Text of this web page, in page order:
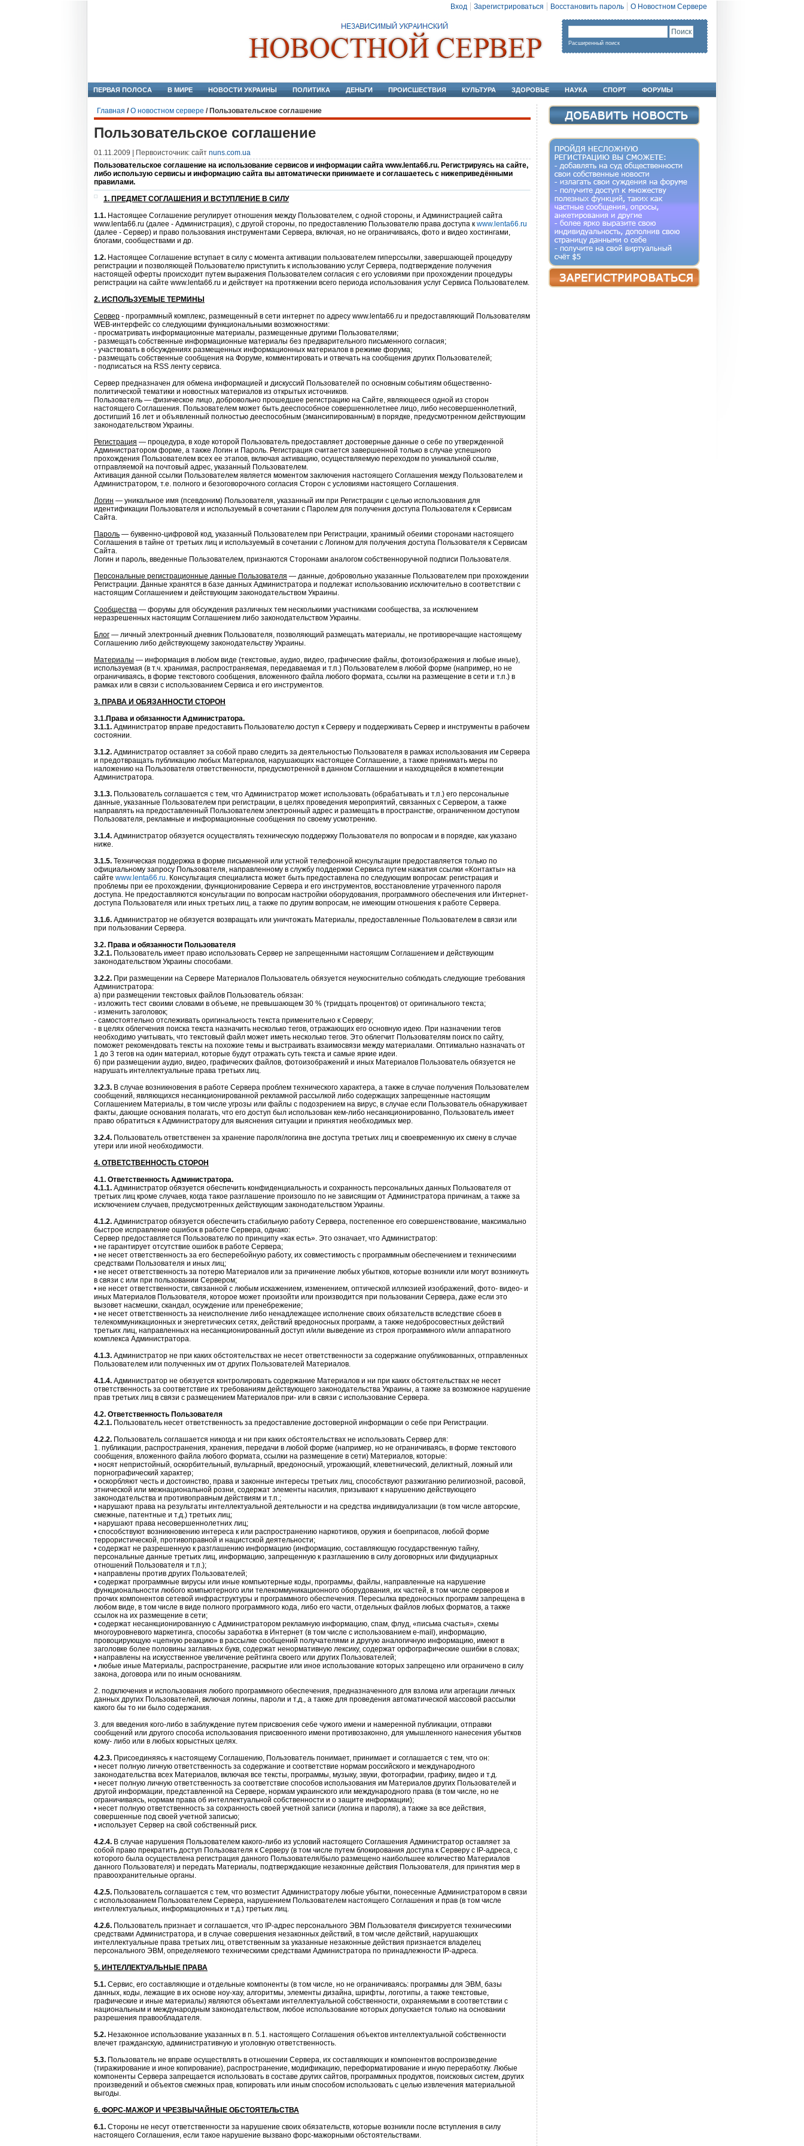
Вход Зарегистрироваться Восстановить пароль О Новостном Сервере
Расширенный поиск
ПЕРВАЯ ПОЛОСА В МИРЕ НОВОСТИ УКРАИНЫ ПОЛИТИКА ДЕНЬГИ ПРОИСШЕСТВИЯ КУЛЬТУРА ЗДОРОВЬЕ НАУКА СПОРТ ФОРУМЫ
Главная /О новостном сервере / Пользовательское соглашение
Пользовательское соглашение
01.11.2009 | Первоисточник: сайт nuns.com.ua
Пользовательское соглашение на использование сервисов и информации сайта www.lenta66.ru. Регистрируясь на сайте,
либо использую сервисы и информацию сайта вы автоматически принимаете и соглашаетесь с нижеприведёнными
правилами.
1. ПРЕДМЕТ СОГЛАШЕНИЯ И ВСТУПЛЕНИЕ В СИЛУ
1.1. Настоящее Соглашение регулирует отношения между Пользователем, с одной стороны, и Администрацией сайта
www.lenta66.ru (далее - Администрация), с другой стороны, по предоставлению Пользователю права доступа к www.lenta66.ru
(далее - Сервер) и право пользования инструментами Сервера, включая, но не ограничиваясь, фото и видео хостингами,
блогами, сообществами и др.
1.2. Настоящее Соглашение вступает в силу с момента активации пользователем гиперссылки, завершающей процедуру
регистрации и позволяющей Пользователю приступить к использованию услуг Сервера, подтверждение получения
настоящей оферты происходит путем выражения Пользователем согласия с его условиями при прохождении процедуры
регистрации на сайте www.lenta66.ru и действует на протяжении всего периода использования услуг Сервиса Пользователем.
2. ИСПОЛЬЗУЕМЫЕ ТЕРМИНЫ
Сервер - программный комплекс, размещенный в сети интернет по адресу www.lenta66.ru и предоставляющий Пользователям
WEB-интерфейс со следующими функциональными возможностями:
- просматривать информационные материалы, размещенные другими Пользователями;
- размещать собственные информационные материалы без предварительного письменного согласия;
- участвовать в обсуждениях размещенных информационных материалов в режиме форума;
- размещать собственные сообщения на Форуме, комментировать и отвечать на сообщения других Пользователей;
- подписаться на RSS ленту сервиса.
Сервер предназначен для обмена информацией и дискуссий Пользователей по основным событиям общественно-
политической тематики и новостных материалов из открытых источников.
Пользователь — физическое лицо, добровольно прошедшее регистрацию на Сайте, являющееся одной из сторон
настоящего Соглашения. Пользователем может быть дееспособное совершеннолетнее лицо, либо несовершеннолетний,
достигший 16 лет и объявленный полностью дееспособным (эмансипированным) в порядке, предусмотренном действующим
законодательством Украины.
Регистрация — процедура, в ходе которой Пользователь предоставляет достоверные данные о себе по утвержденной
Администратором форме, а также Логин и Пароль. Регистрация считается завершенной только в случае успешного
прохождения Пользователем всех ее этапов, включая активацию, осуществляемую переходом по уникальной ссылке,
отправляемой на почтовый адрес, указанный Пользователем.
Активация данной ссылки Пользователем является моментом заключения настоящего Соглашения между Пользователем и
Администратором, т.е. полного и безоговорочного согласия Сторон с условиями настоящего Соглашения.
Логин — уникальное имя (псевдоним) Пользователя, указанный им при Регистрации с целью использования для
идентификации Пользователя и используемый в сочетании с Паролем для получения доступа Пользователя к Сервисам
Сайта.
Пароль — буквенно-цифровой код, указанный Пользователем при Регистрации, хранимый обеими сторонами настоящего
Соглашения в тайне от третьих лиц и используемый в сочетании с Логином для получения доступа Пользователя к Сервисам
Сайта.
Логин и пароль, введенные Пользователем, признаются Сторонами аналогом собственноручной подписи Пользователя.
Персональные регистрационные данные Пользователя — данные, добровольно указанные Пользователем при прохождении
Регистрации. Данные хранятся в базе данных Администратора и подлежат использованию исключительно в соответствии с
настоящим Соглашением и действующим законодательством Украины.
Сообщества — форумы для обсуждения различных тем несколькими участниками сообщества, за исключением
неразрешенных настоящим Соглашением либо законодательством Украины.
Блог — личный электронный дневник Пользователя, позволяющий размещать материалы, не противоречащие настоящему
Соглашению либо действующему законодательству Украины.
Материалы — информация в любом виде (текстовые, аудио, видео, графические файлы, фотоизображения и любые иные),
используемая (в т.ч. хранимая, распространяемая, передаваемая и т.п.) Пользователем в любой форме (например, но не
ограничиваясь, в форме текстового сообщения, вложенного файла любого формата, ссылки на размещение в сети и т.п.) в
рамках или в связи с использованием Сервиса и его инструментов.
3. ПРАВА И ОБЯЗАННОСТИ СТОРОН
3.1.Права и обязанности Администратора.
3.1.1. Администратор вправе предоставить Пользователю доступ к Серверу и поддерживать Сервер и инструменты в рабочем
состоянии.
3.1.2. Администратор оставляет за собой право следить за деятельностью Пользователя в рамках использования им Сервера
и предотвращать публикацию любых Материалов, нарушающих настоящее Соглашение, а также принимать меры по
наложению на Пользователя ответственности, предусмотренной в данном Соглашении и находящейся в компетенции
Администратора.
3.1.3. Пользователь соглашается с тем, что Администратор может использовать (обрабатывать и т.п.) его персональные
данные, указанные Пользователем при регистрации, в целях проведения мероприятий, связанных с Сервером, а также
направлять на предоставленный Пользователем электронный адрес и размещать в пространстве, ограниченном доступом
Пользователя, рекламные и информационные сообщения по своему усмотрению.
3.1.4. Администратор обязуется осуществлять техническую поддержку Пользователя по вопросам и в порядке, как указано
ниже.
3.1.5. Техническая поддержка в форме письменной или устной телефонной консультации предоставляется только по
официальному запросу Пользователя, направленному в службу поддержки Сервиса путем нажатия ссылки «Контакты» на
сайте www.lenta66.ru. Консультация специалиста может быть предоставлена по следующим вопросам: регистрация и
проблемы при ее прохождении, функционирование Сервера и его инструментов, восстановление утраченного пароля
доступа. Не предоставляются консультации по вопросам настройки оборудования, программного обеспечения или Интернет-
доступа Пользователя или иных третьих лиц, а также по другим вопросам, не имеющим отношения к работе Сервера.
3.1.6. Администратор не обязуется возвращать или уничтожать Материалы, предоставленные Пользователем в связи или
при пользовании Сервера.
3.2. Права и обязанности Пользователя
3.2.1. Пользователь имеет право использовать Сервер не запрещенными настоящим Соглашением и действующим
законодательством Украины способами.
3.2.2. При размещении на Сервере Материалов Пользователь обязуется неукоснительно соблюдать следующие требования
Администратора:
а) при размещении текстовых файлов Пользователь обязан:
- изложить тест своими словами в объеме, не превышающем 30 % (тридцать процентов) от оригинального текста;
- изменить заголовок;
- самостоятельно отслеживать оригинальность текста применительно к Серверу;
- в целях облегчения поиска текста назначить несколько тегов, отражающих его основную идею. При назначении тегов
необходимо учитывать, что текстовый файл может иметь несколько тегов. Это облегчит Пользователям поиск по сайту,
поможет рекомендовать тексты на похожие темы и выстраивать взаимосвязи между материалами. Оптимально назначать от
1 до 3 тегов на один материал, которые будут отражать суть текста и самые яркие идеи.
б) при размещении аудио, видео, графических файлов, фотоизображений и иных Материалов Пользователь обязуется не
нарушать интеллектуальные права третьих лиц.
3.2.3. В случае возникновения в работе Сервера проблем технического характера, а также в случае получения Пользователем
сообщений, являющихся несанкционированной рекламной рассылкой либо содержащих запрещенные настоящим
Соглашением Материалы, в том числе угрозы или файлы с подозрением на вирус, в случае если Пользователь обнаруживает
факты, дающие основания полагать, что его доступ был использован кем-либо несанкционированно, Пользователь имеет
право обратиться к Администратору для выяснения ситуации и принятия необходимых мер.
3.2.4. Пользователь ответственен за хранение пароля/логина вне доступа третьих лиц и своевременную их смену в случае
утери или иной необходимости.
4. ОТВЕТСТВЕННОСТЬ СТОРОН
4.1. Ответственность Администратора.
4.1.1. Администратор обязуется обеспечить конфиденциальность и сохранность персональных данных Пользователя от
третьих лиц кроме случаев, когда такое разглашение произошло по не зависящим от Администратора причинам, а также за
исключением случаев, предусмотренных действующим законодательством Украины.
4.1.2. Администратор обязуется обеспечить стабильную работу Сервера, постепенное его совершенствование, максимально
быстрое исправление ошибок в работе Сервера, однако:
Сервер предоставляется Пользователю по принципу «как есть». Это означает, что Администратор:
• не гарантирует отсутствие ошибок в работе Сервера;
• не несет ответственность за его бесперебойную работу, их совместимость с программным обеспечением и техническими
средствами Пользователя и иных лиц;
• не несет ответственность за потерю Материалов или за причинение любых убытков, которые возникли или могут возникнуть
в связи с или при пользовании Сервером;
• не несет ответственности, связанной с любым искажением, изменением, оптической иллюзией изображений, фото- видео- и
иных Материалов Пользователя, которое может произойти или производится при пользовании Сервера, даже если это
вызовет насмешки, скандал, осуждение или пренебрежение;
• не несет ответственность за неисполнение либо ненадлежащее исполнение своих обязательств вследствие сбоев в
телекоммуникационных и энергетических сетях, действий вредоносных программ, а также недобросовестных действий
третьих лиц, направленных на несанкционированный доступ и/или выведение из строя программного и/или аппаратного
комплекса Администратора.
4.1.3. Администратор не при каких обстоятельствах не несет ответственности за содержание опубликованных, отправленных
Пользователем или полученных им от других Пользователей Материалов.
4.1.4. Администратор не обязуется контролировать содержание Материалов и ни при каких обстоятельствах не несет
ответственность за соответствие их требованиям действующего законодательства Украины, а также за возможное нарушение
прав третьих лиц в связи с размещением Материалов при- или в связи с использование Сервера.
4.2. Ответственность Пользователя
4.2.1. Пользователь несет ответственность за предоставление достоверной информации о себе при Регистрации.
4.2.2. Пользователь соглашается никогда и ни при каких обстоятельствах не использовать Сервер для:
1. публикации, распространения, хранения, передачи в любой форме (например, но не ограничиваясь, в форме текстового
сообщения, вложенного файла любого формата, ссылки на размещение в сети) Материалов, которые:
• носят непристойный, оскорбительный, вульгарный, вредоносный, угрожающий, клеветнический, деликтный, ложный или
порнографический характер;
• оскорбляют честь и достоинство, права и законные интересы третьих лиц, способствуют разжиганию религиозной, расовой,
этнической или межнациональной розни, содержат элементы насилия, призывают к нарушению действующего
законодательства и противоправным действиям и т.п.;
• нарушают права на результаты интеллектуальной деятельности и на средства индивидуализации (в том числе авторские,
смежные, патентные и т.д.) третьих лиц;
• нарушают права несовершеннолетних лиц;
• способствуют возникновению интереса к или распространению наркотиков, оружия и боеприпасов, любой форме
террористической, противоправной и нацистской деятельности;
• содержат не разрешенную к разглашению информацию (информацию, составляющую государственную тайну,
персональные данные третьих лиц, информацию, запрещенную к разглашению в силу договорных или фидуциарных
отношений Пользователя и т.п.);
• направлены против других Пользователей;
• содержат программные вирусы или иные компьютерные коды, программы, файлы, направленные на нарушение
функциональности любого компьютерного или телекоммуникационного оборудования, их частей, в том числе серверов и
прочих компонентов сетевой инфраструктуры и программного обеспечения. Пересылка вредоносных программ запрещена в
любом виде, в том числе в виде полного программного кода, либо его части, отдельных файлов любых форматов, а также
ссылок на их размещение в сети;
• содержат несанкционированную с Администратором рекламную информацию, спам, флуд, «письма счастья», схемы
многоуровневого маркетинга, способы заработка в Интернет (в том числе с использованием e-mail), информацию,
провоцирующую «цепную реакцию» в рассылке сообщений получателями и другую аналогичную информацию, имеют в
заголовке более половины заглавных букв, содержат ненормативную лексику, содержат орфографические ошибки в словах;
• направлены на искусственное увеличение рейтинга своего или других Пользователей;
• любые иные Материалы, распространение, раскрытие или иное использование которых запрещено или ограничено в силу
закона, договора или по иным основаниям.
2. подключения и использования любого программного обеспечения, предназначенного для взлома или агрегации личных
данных других Пользователей, включая логины, пароли и т.д., а также для проведения автоматической массовой рассылки
какого бы то ни было содержания.
3. для введения кого-либо в заблуждение путем присвоения себе чужого имени и намеренной публикации, отправки
сообщений или другого способа использования присвоенного имени противозаконно, для умышленного нанесения убытков
кому- либо или в любых корыстных целях.
4.2.3. Присоединяясь к настоящему Соглашению, Пользователь понимает, принимает и соглашается с тем, что он:
• несет полную личную ответственность за содержание и соответствие нормам российского и международного
законодательства всех Материалов, включая все тексты, программы, музыку, звуки, фотографии, графику, видео и т.д.
• несет полную личную ответственность за соответствие способов использования им Материалов других Пользователей и
другой информации, представленной на Сервере, нормам украинского или международного права (в том числе, но не
ограничиваясь, нормам права об интеллектуальной собственности и о защите информации);
• несет полную ответственность за сохранность своей учетной записи (логина и пароля), а также за все действия,
совершенные под своей учетной записью;
• использует Сервер на свой собственный риск.
4.2.4. В случае нарушения Пользователем какого-либо из условий настоящего Соглашения Администратор оставляет за
собой право прекратить доступ Пользователя к Серверу (в том числе путем блокирования доступа к Серверу с IP-адреса, с
которого была осуществлена регистрация данного Пользователя/было размещено наибольшее количество Материалов
данного Пользователя) и передать Материалы, подтверждающие незаконные действия Пользователя, для принятия мер в
правоохранительные органы.
4.2.5. Пользователь соглашается с тем, что возместит Администратору любые убытки, понесенные Администратором в связи
с использованием Пользователем Сервера, нарушением Пользователем настоящего Соглашения и прав (в том числе
интеллектуальных, информационных и т.д.) третьих лиц.
4.2.6. Пользователь признает и соглашается, что IP-адрес персонального ЭВМ Пользователя фиксируется техническими
средствами Администратора, и в случае совершения незаконных действий, в том числе действий, нарушающих
интеллектуальные права третьих лиц, ответственным за указанные незаконные действия признается владелец
персонального ЭВМ, определяемого техническими средствами Администратора по принадлежности IP-адреса.
5. ИНТЕЛЛЕКТУАЛЬНЫЕ ПРАВА
5.1. Сервис, его составляющие и отдельные компоненты (в том числе, но не ограничиваясь: программы для ЭВМ, базы
данных, коды, лежащие в их основе ноу-хау, алгоритмы, элементы дизайна, шрифты, логотипы, а также текстовые,
графические и иные материалы) являются объектами интеллектуальной собственности, охраняемыми в соответствии с
национальным и международным законодательством, любое использование которых допускается только на основании
разрешения правообладателя.
5.2. Незаконное использование указанных в п. 5.1. настоящего Соглашения объектов интеллектуальной собственности
влечет гражданскую, административную и уголовную ответственность.
5.3. Пользователь не вправе осуществлять в отношении Сервера, их составляющих и компонентов воспроизведение
(тиражирование и иное копирование), распространение, модификацию, переформатирование и иную переработку. Любые
компоненты Сервера запрещается использовать в составе других сайтов, программных продуктов, поисковых систем, других
произведений и объектов смежных прав, копировать или иным способом использовать с целью извлечения материальной
выгоды.
6. ФОРС-МАЖОР И ЧРЕЗВЫЧАЙНЫЕ ОБСТОЯТЕЛЬСТВА
6.1. Стороны не несут ответственности за нарушение своих обязательств, которые возникли после вступления в силу
настоящего Соглашения, если такое нарушение вызвано форс-мажорными обстоятельствами.